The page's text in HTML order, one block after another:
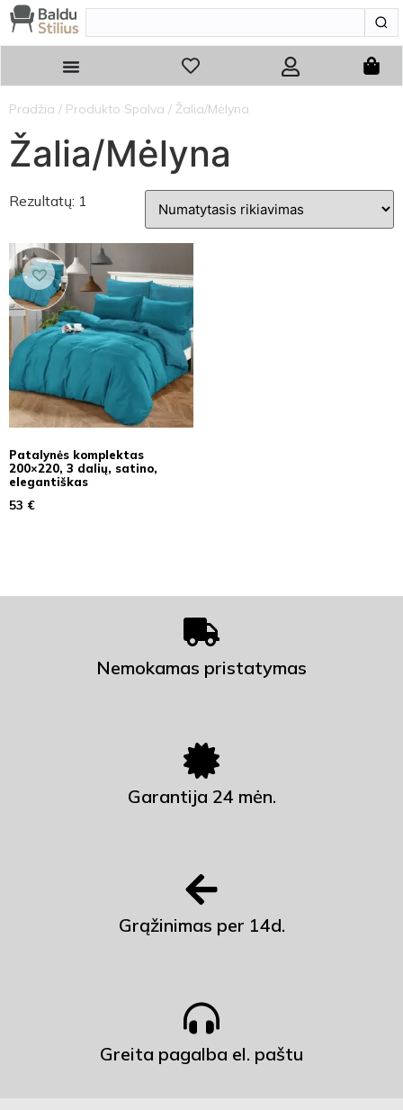
Pradžia / Produkto Spalva / Žalia/Mėlyna
Žalia/Mėlyna
Rezultatų: 1
Patalynės komplektas
200×220, 3 dalių, satino,
elegantiškas
53 €
Nemokamas pristatymas
Garantija 24 mėn.
Grąžinimas per 14d.
Greita pagalba el. paštu